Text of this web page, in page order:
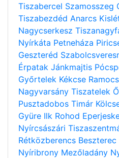
Tiszabercel Szamosszeg
Tiszabezdéd Anarcs
Nagycserkesz
Nyírkáta Petneháza
Geszteréd
Érpatak Jánkmajtis
Győrtelek Kékcse
Nagyvarsány Tiszatelek
Pusztadobos Timár
Gyüre Ilk Rohod
Nyírcsászári
Rétközberencs Beszterec
Nyíribrony Mezőladány